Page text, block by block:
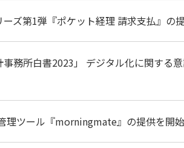
ズ第1弾『ポケット経理 請求支払』の
務所白書2023」 デジタル化に関する
理ツール『morningmate』の提供を開始